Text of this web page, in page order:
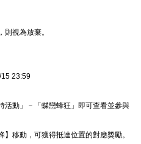
視為放棄。
23:59
動」 －「蝶戀蜂狂 」即可查看並參與
移動，可獲得抵達位置的對應獎勵。